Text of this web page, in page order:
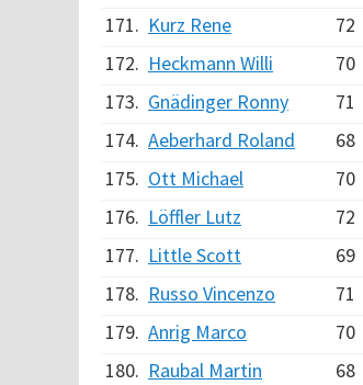
171. Kurz Rene 72
172. Heckmann Willi 70
173. Gnädinger Ronny 71
174. Aeberhard Roland 68
175. Ott Michael 70
176. Löffler Lutz 72
177. Little Scott 69
178. Russo Vincenzo 71
179. Anrig Marco 70
180. Raubal Martin 68